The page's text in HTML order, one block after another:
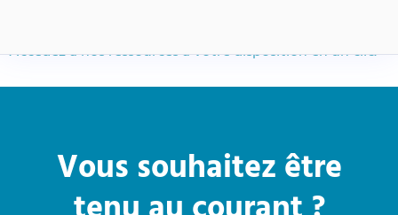
Accédez à nos ressources à votre disposition en un clic.
Vous souhaitez être